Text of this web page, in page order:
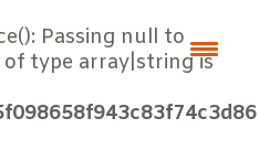
Passing null to
type array|string is